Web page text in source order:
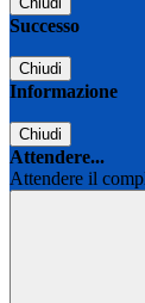
Successo
Chiudi
Informazione
Chiudi
Attendere...
Attendere il